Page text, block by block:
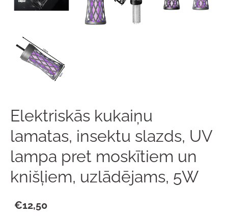
Elektriskās kukaiņu
lamatas, insektu slazds, UV
lampa pret moskītiem un
knišļiem, uzlādējams, 5W
€12,50